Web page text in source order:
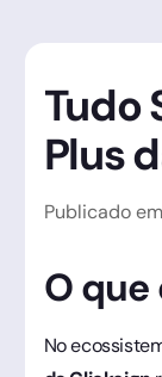
Tudo
Plus
Publicado
O que
No